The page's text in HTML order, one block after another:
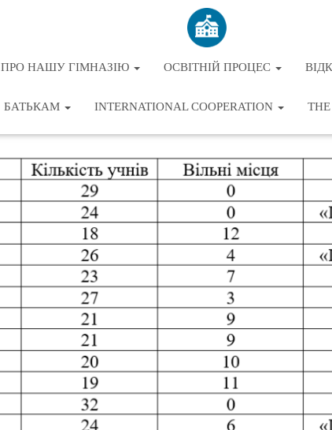
ПРО НАШУ ГІМНАЗІЮ ОСВІТНІЙ ПРОЦЕС
БАТЬКАМ INTERNATIONAL COOPERATION